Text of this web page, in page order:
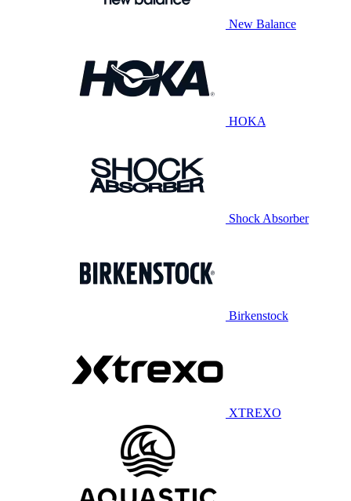
New Balance
HOKA
Shock Absorber
Birkenstock
XTREXO